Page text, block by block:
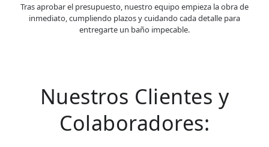
Tras aprobar el presupuesto, nuestro equipo empieza la obra de
inmediato, cumpliendo plazos y cuidando cada detalle para
entregarte un baño impecable.
Nuestros Clientes y
Colaboradores: